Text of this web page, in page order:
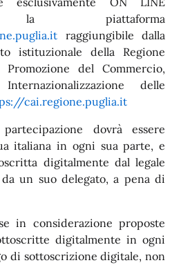
la piattaforma
raggiungibile dalla
istituzionale della Regione
del Commercio,
delle
cai.regione.puglia.it
dovrà essere
italiana in ogni sua parte, e
digitalmente dal legale
un suo delegato, a pena di
in considerazione proposte
digitalmente in ogni
di sottoscrizione digitale, non